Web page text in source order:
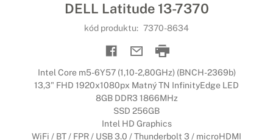
DELL Latitude 13-7370
kód produktu: 7370-8634
Intel Core m5-6Y57 (1,10-2,80GHz) (BNCH-2369b)
13,3" FHD 1920x1080px Matný TN InfinityEdge LED
8GB DDR3 1866MHz
SSD 256GB
Intel HD Graphics
WiFi / BT / FPR / USB 3.0 / Thunderbolt 3 / microHDMI